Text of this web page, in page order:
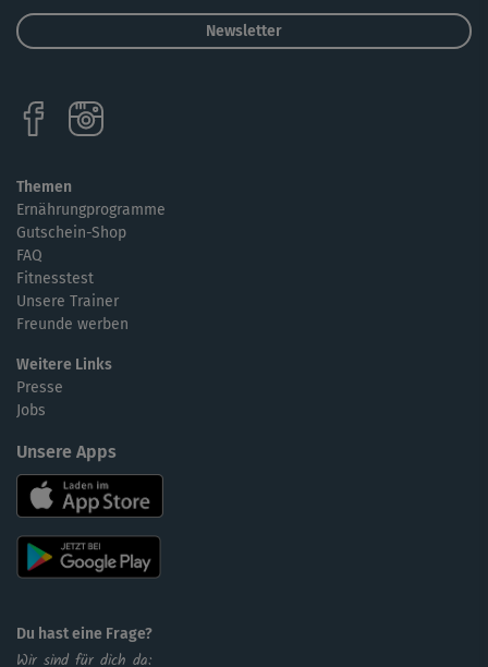
Newsletter
Themen
Ernährungprogramme
Gutschein-Shop
FAQ
Fitnesstest
Unsere Trainer
Freunde werben
Weitere Links
Presse
Jobs
Unsere Apps
Du hast eine Frage?
Wir sind für dich da: